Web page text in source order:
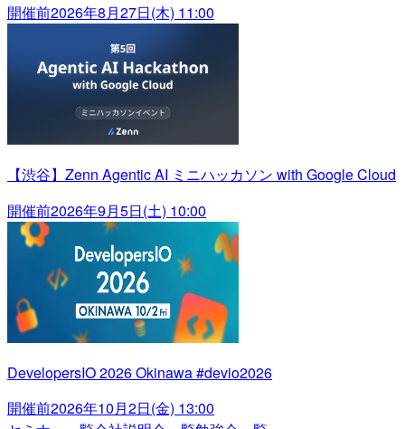
開催前2026年8月27日(木) 11:00
【渋谷】Zenn Agentic AI ミニハッカソン with Google Cloud
開催前2026年9月5日(土) 10:00
DevelopersIO 2026 Okinawa #devio2026
開催前2026年10月2日(金) 13:00